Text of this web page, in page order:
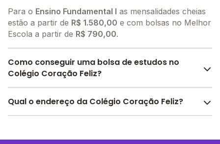
Para o Ensino Fundamental I as mensalidades cheias
estão a partir de R$ 1.580,00 e com bolsas no Melhor
Escola a partir de R$ 790,00.
Como conseguir uma bolsa de estudos no
Colégio Coração Feliz?
O Melhor Escola oferece descontos para o Colégio
Qual o endereço da Colégio Coração Feliz?
10 - Brasília - DF.